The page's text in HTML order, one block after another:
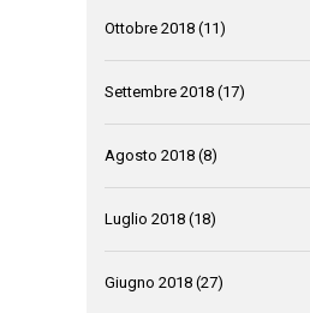
Ottobre 2018 (11)
Settembre 2018 (17)
Agosto 2018 (8)
Luglio 2018 (18)
Giugno 2018 (27)